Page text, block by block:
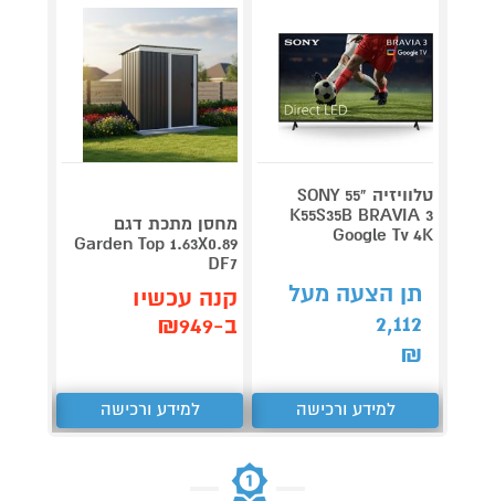
טלוויזיה "55 SONY
K55S35B BRAVIA 3
Google Tv 4K
תן הצעה מעל
2,112
₪
למידע ורכישה
מחסן מתכת דגם
Garden Top 1.63X0.89
DF7
קנה עכשיו
ב-₪949
למידע ורכישה